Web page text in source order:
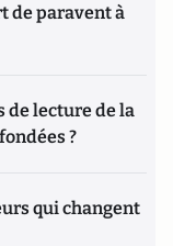
de paravent à
de lecture de la
?
qui changent